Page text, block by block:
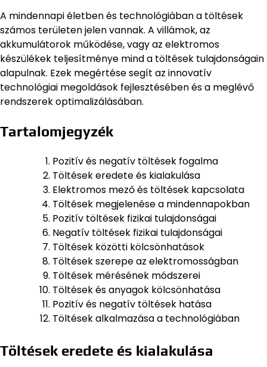
A mindennapi életben és technológiában a töltések
számos területen jelen vannak. A villámok, az
akkumulátorok működése, vagy az elektromos
készülékek teljesítménye mind a töltések tulajdonságain
alapulnak. Ezek megértése segít az innovatív
technológiai megoldások fejlesztésében és a meglévő
rendszerek optimalizálásában.
Tartalomjegyzék
Pozitív és negatív töltések fogalma
Töltések eredete és kialakulása
Elektromos mező és töltések kapcsolata
Töltések megjelenése a mindennapokban
Pozitív töltések fizikai tulajdonságai
Negatív töltések fizikai tulajdonságai
Töltések közötti kölcsönhatások
Töltések szerepe az elektromosságban
Töltések mérésének módszerei
Töltések és anyagok kölcsönhatása
Pozitív és negatív töltések hatása
Töltések alkalmazása a technológiában
Töltések eredete és kialakulása